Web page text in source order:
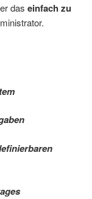
das einfach zu